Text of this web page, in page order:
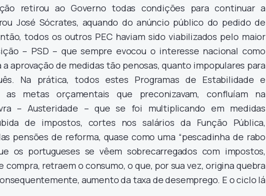
retirou ao Governo todas condições para continuar a
José Sócrates, aquando do anúncio público do pedido de
todos os outros PEC haviam sido viabilizados pelo maior
– PSD – que sempre evocou o interesse nacional como
aprovação de medidas tão penosas, quanto impopulares para
Na prática, todos estes Programas de Estabilidade e
metas orçamentais que preconizavam, confluíam na
– Austeridade – que se foi multiplicando em medidas
de impostos, cortes nos salários da Função Pública,
pensões de reforma, quase como uma “pescadinha de rabo
os portugueses se vêem sobrecarregados com impostos,
compra, retraem o consumo, o que, por sua vez, origina quebra
aumento da taxa de desemprego. E o ciclo lá